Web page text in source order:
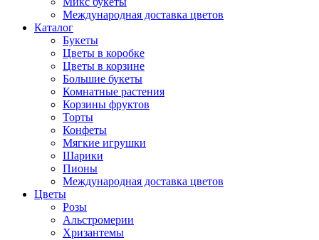
Международная доставка цветов
Каталог
Букеты
Цветы в коробке
Цветы в корзине
Большие букеты
Комнатные растения
Корзины фруктов
Торты
Конфеты
Мягкие игрушки
Шарики
Пионы
Международная доставка цветов
Цветы
Розы
Альстромерии
Хризантемы